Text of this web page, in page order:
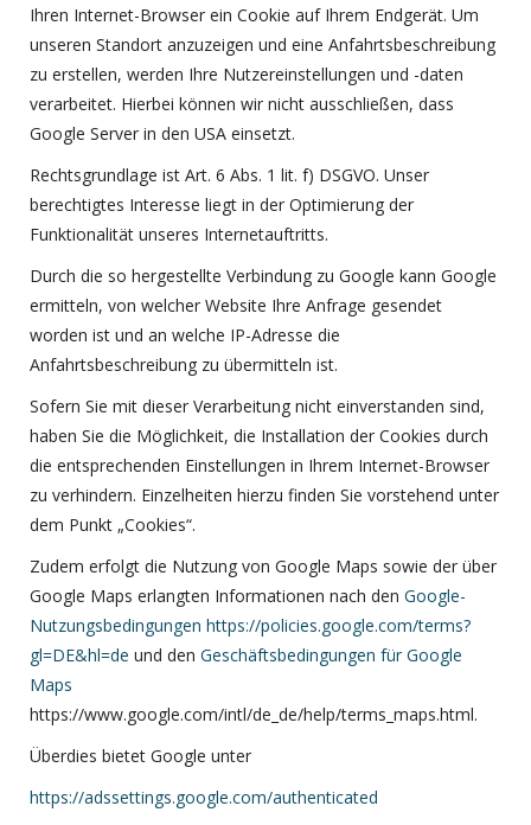
Ihren Internet-Browser ein Cookie auf Ihrem Endgerät. Um
unseren Standort anzuzeigen und eine Anfahrtsbeschreibung
zu erstellen, werden Ihre Nutzereinstellungen und -daten
verarbeitet. Hierbei können wir nicht ausschließen, dass
Google Server in den USA einsetzt.
Rechtsgrundlage ist Art. 6 Abs. 1 lit. f) DSGVO. Unser
berechtigtes Interesse liegt in der Optimierung der
Funktionalität unseres Internetauftritts.
Durch die so hergestellte Verbindung zu Google kann Google
ermitteln, von welcher Website Ihre Anfrage gesendet
worden ist und an welche IP-Adresse die
Anfahrtsbeschreibung zu übermitteln ist.
Sofern Sie mit dieser Verarbeitung nicht einverstanden sind,
haben Sie die Möglichkeit, die Installation der Cookies durch
die entsprechenden Einstellungen in Ihrem Internet-Browser
zu verhindern. Einzelheiten hierzu finden Sie vorstehend unter
dem Punkt „Cookies“.
Zudem erfolgt die Nutzung von Google Maps sowie der über
Google Maps erlangten Informationen nach den Google-
Nutzungsbedingungen https://policies.google.com/terms?
gl=DE&hl=de und den Geschäftsbedingungen für Google
Maps
https://www.google.com/intl/de_de/help/terms_maps.html.
Überdies bietet Google unter
https://adssettings.google.com/authenticated